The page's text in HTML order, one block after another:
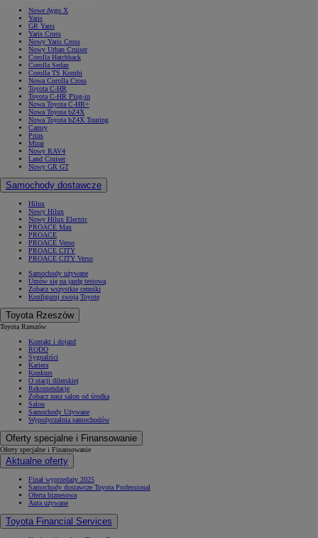
Nowe Aygo X
Yaris
GR Yaris
Yaris Cross
Nowy Yaris Cross
Nowy Urban Cruiser
Corolla Hatchback
Corolla Sedan
Corolla TS Kombi
Nowa Corolla Cross
Toyota C-HR
Toyota C-HR Plug-in
Nowa Toyota C-HR+
Nowa Toyota bZ4X
Nowa Toyota bZ4X Touring
Camry
Prius
Mirai
Nowy RAV4
Land Cruiser
Nowy GR GT
Samochody dostawcze
Hilux
Nowy Hilux
Nowy Hilux Electric
PROACE Max
PROACE
PROACE Verso
PROACE CITY
PROACE CITY Verso
Samochody używane
Umów się na jazdę testową
Zobacz wszystkie cenniki
Konfiguruj swoją Toyotę
Toyota Rzeszów
Toyota Rzeszów
Kontakt i dojazd
RODO
Sygnaliści
Kariera
Konkurs
O stacji dilerskiej
Rekomendacje
Zobacz nasz salon od środka
Salon
Samochody Używane
Wypożyczalnia samochodów
Oferty specjalne i Finansowanie
Oferty specjalne i Finansowanie
Aktualne oferty
Finał wyprzedaży 2025
Samochody dostawcze Toyota Professional
Oferta biznesowa
Auta używane
Toyota Financial Services